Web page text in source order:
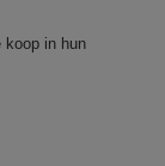
koop in hun